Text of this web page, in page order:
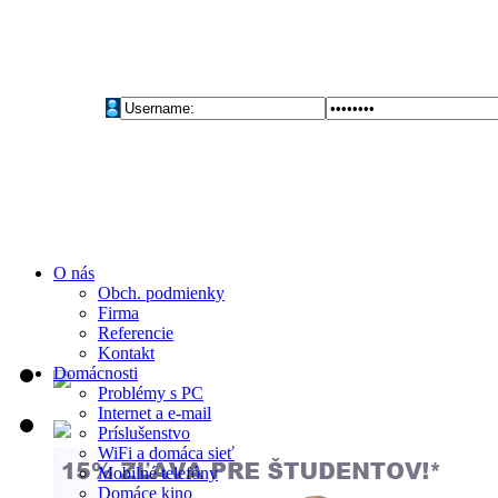
O nás
Obch. podmienky
Firma
Referencie
Kontakt
Domácnosti
Problémy s PC
Internet a e-mail
Príslušenstvo
WiFi a domáca sieť
Mobilné telefóny
Domáce kino